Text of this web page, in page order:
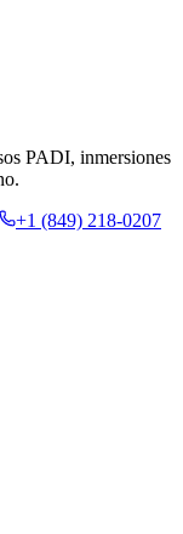
PADI, inmersiones
+1 (849) 218-0207